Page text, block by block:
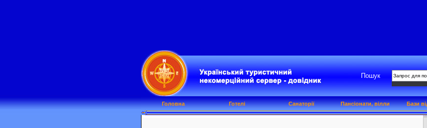
Пошук
Головна Готелі Санаторії Пансіонати, вілли Бази